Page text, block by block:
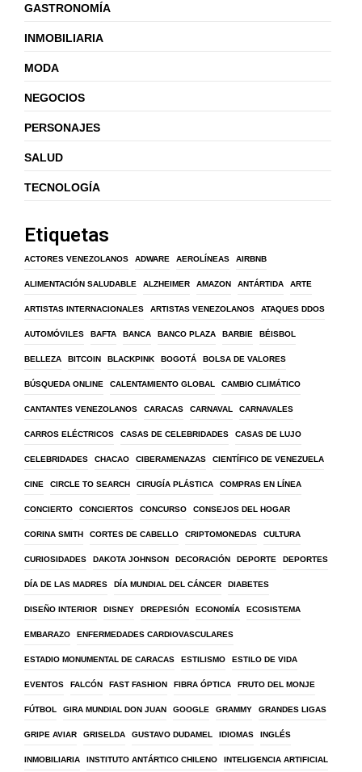
GASTRONOMÍA
INMOBILIARIA
MODA
NEGOCIOS
PERSONAJES
SALUD
TECNOLOGÍA
Etiquetas
ACTORES VENEZOLANOS ADWARE AEROLÍNEAS AIRBNB
ALIMENTACIÓN SALUDABLE ALZHEIMER AMAZON ANTÁRTIDA ARTE
ARTISTAS INTERNACIONALES ARTISTAS VENEZOLANOS ATAQUES DDOS
AUTOMÓVILES BAFTA BANCA BANCO PLAZA BARBIE BÉISBOL
BELLEZA BITCOIN BLACKPINK BOGOTÁ BOLSA DE VALORES
BÚSQUEDA ONLINE CALENTAMIENTO GLOBAL CAMBIO CLIMÁTICO
CANTANTES VENEZOLANOS CARACAS CARNAVAL CARNAVALES
CARROS ELÉCTRICOS CASAS DE CELEBRIDADES CASAS DE LUJO
CELEBRIDADES CHACAO CIBERAMENAZAS CIENTÍFICO DE VENEZUELA
CINE CIRCLE TO SEARCH CIRUGÍA PLÁSTICA COMPRAS EN LÍNEA
CONCIERTO CONCIERTOS CONCURSO CONSEJOS DEL HOGAR
CORINA SMITH CORTES DE CABELLO CRIPTOMONEDAS CULTURA
CURIOSIDADES DAKOTA JOHNSON DECORACIÓN DEPORTE DEPORTES
DÍA DE LAS MADRES DÍA MUNDIAL DEL CÁNCER DIABETES
DISEÑO INTERIOR DISNEY DREPESIÓN ECONOMÍA ECOSISTEMA
EMBARAZO ENFERMEDADES CARDIOVASCULARES
ESTADIO MONUMENTAL DE CARACAS ESTILISMO ESTILO DE VIDA
EVENTOS FALCÓN FAST FASHION FIBRA ÓPTICA FRUTO DEL MONJE
FÚTBOL GIRA MUNDIAL DON JUAN GOOGLE GRAMMY GRANDES LIGAS
GRIPE AVIAR GRISELDA GUSTAVO DUDAMEL IDIOMAS INGLÉS
INMOBILIARIA INSTITUTO ANTÁRTICO CHILENO INTELIGENCIA ARTIFICIAL